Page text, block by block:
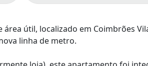
útil, localizado em Coimbrões
linha de metro.